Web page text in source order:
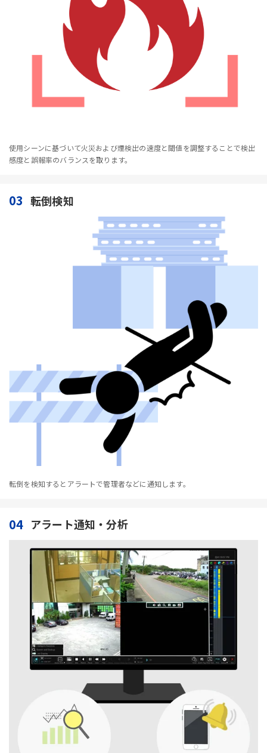
使用シーンに基づいて火災および煙検出の速度と閾値を調整することで検出
感度と誤報率のバランスを取ります。
03 転倒検知
転倒を検知するとアラートで管理者などに通知します。
04 アラート通知・分析